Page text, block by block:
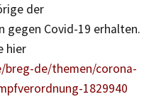
der
gegen Covid-19 erhalten.
hier
de/themen/corona-
1829940